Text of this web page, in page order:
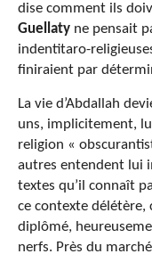
dise comment ils
Guellaty ne pensait
indentitaro-
finiraient par
La vie d’Abdallah
uns, implicitement,
religion «
autres entendent lui
textes qu’il connaît
ce contexte délétère,
diplômé,
nerfs. Près du